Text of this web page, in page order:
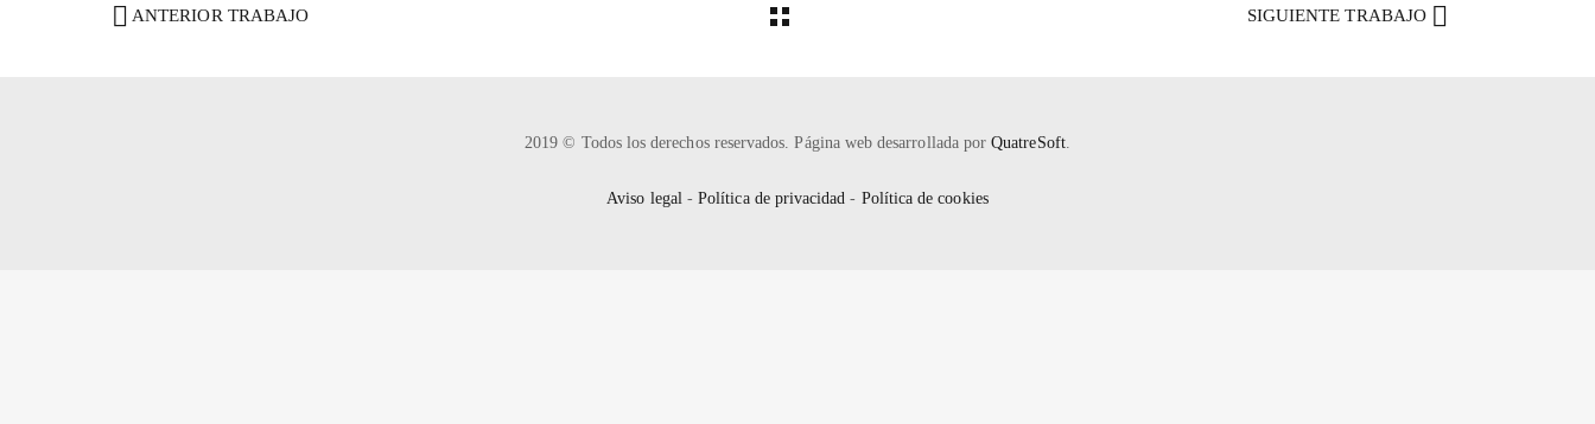
ANTERIOR TRABAJO SIGUIENTE TRABAJO
2019 © Todos los derechos reservados. Página web desarrollada porQuatreSoft.
Aviso legal -Política de privacidad - Política de cookies